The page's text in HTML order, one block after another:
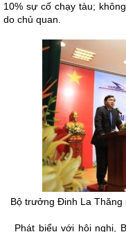
10% sự cố chạy tàu;
do chủ quan.
Bộ trưởng Đinh La Thăng
Phát biểu với hội nghị,